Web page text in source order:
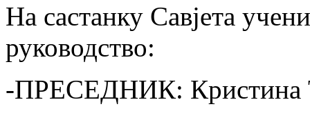
На састанку Савјета
руководство:
-ПРЕСЕДНИК: Кристина